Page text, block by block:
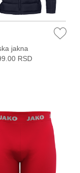
jakna
RSD